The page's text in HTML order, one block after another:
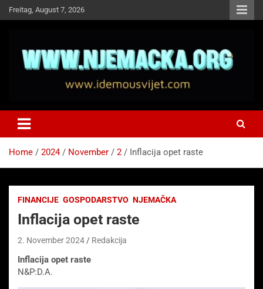
Skip
to
Freitag, August 7, 2026
Idemo u Svijet-Njemacka!
Home 2024 November 2 Inflacija opet raste
FINANCIJE GOSPODARSTVO NJEMAČKA
Inflacija opet raste
2. November 2024 Redakcija
Inflacija opet raste
N&P:D.A.